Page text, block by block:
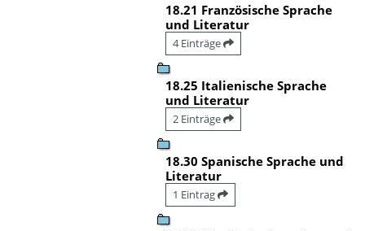
18.21 Französische Sprache
und Literatur
4 Einträge
18.25 Italienische Sprache
und Literatur
2 Einträge
18.30 Spanische Sprache und
Literatur
1 Eintrag